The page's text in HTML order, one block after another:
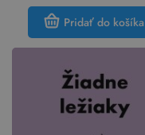
Pridať do košíka